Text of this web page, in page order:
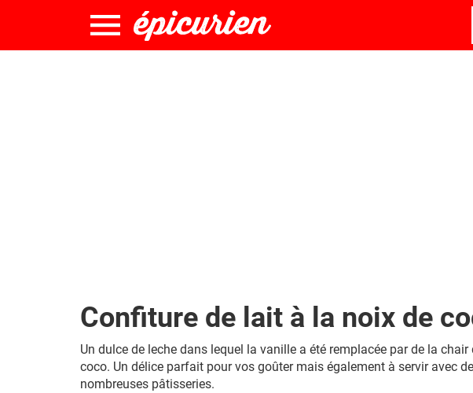
Confiture de lait à la noix de
Un dulce de leche dans lequel la vanille a été remplacée par de la chair
coco. Un délice parfait pour vos goûter mais également à servir avec de
nombreuses pâtisseries.